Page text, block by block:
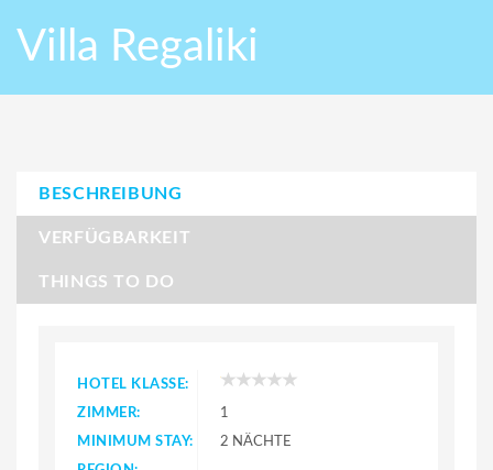
Villa Regaliki
BESCHREIBUNG
VERFÜGBARKEIT
THINGS TO DO
HOTEL KLASSE:
ZIMMER:
1
MINIMUM STAY:
2 NÄCHTE